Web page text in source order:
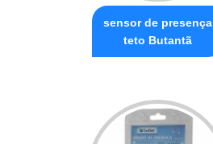
sensor de presença
teto Butantã